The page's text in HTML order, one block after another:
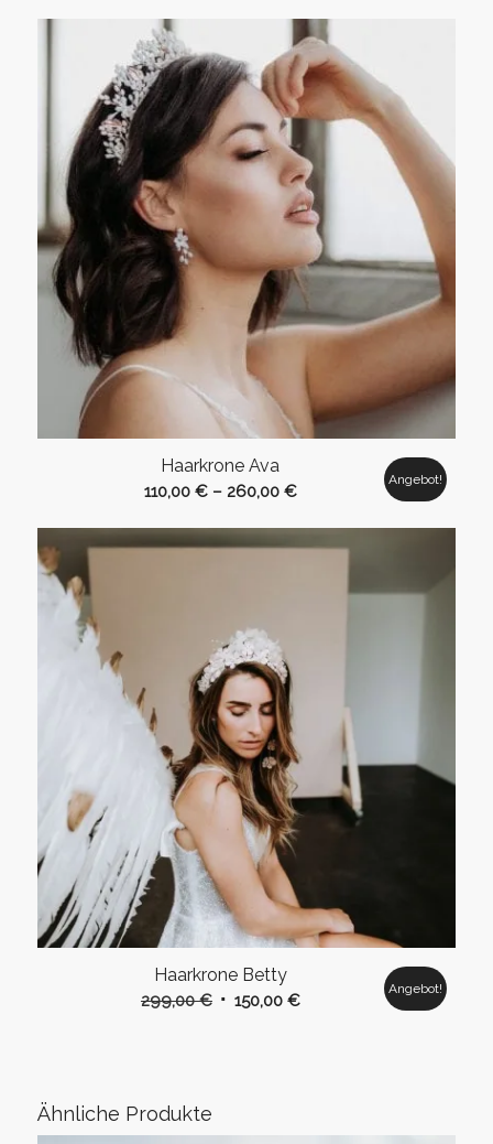
179,00 €
ist:
99,00 €.
Haarkrone Ava
110,00 €– 260,00 €
Angebot!
Haarkrone Betty
299,00€ Ursprünglicher
150,00 €Aktueller
Angebot!
Ähnliche Produkte